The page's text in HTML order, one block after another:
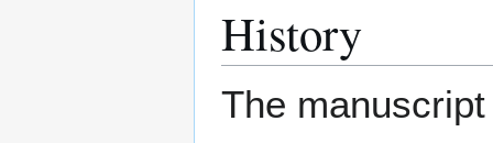
History
The